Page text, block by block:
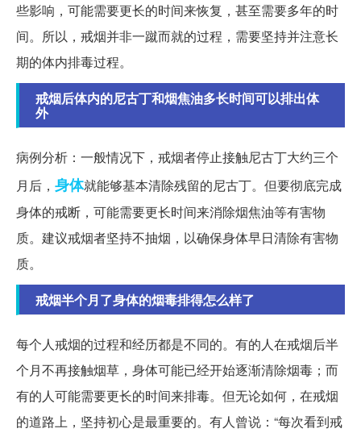
些影响，可能需要更长的时间来恢复，甚至需要多年的时
间。所以，戒烟并非一蹴而就的过程，需要坚持并注意长
期的体内排毒过程。
戒烟后体内的尼古丁和烟焦油多长时间可以排出体
外
病例分析：一般情况下，戒烟者停止接触尼古丁大约三个
月后， 身体就能够基本清除残留的尼古丁。但要彻底完成
身体的戒断，可能需要更长时间来消除烟焦油等有害物
质。建议戒烟者坚持不抽烟，以确保身体早日清除有害物
质。
戒烟半个月了身体的烟毒排得怎么样了
每个人戒烟的过程和经历都是不同的。有的人在戒烟后半
个月不再接触烟草，身体可能已经开始逐渐清除烟毒；而
有的人可能需要更长的时间来排毒。但无论如何，在戒烟
的道路上，坚持初心是最重要的。有人曾说：“每次看到戒